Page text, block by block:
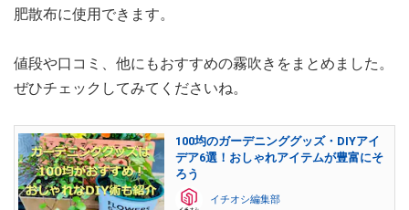
肥散布に使用できます。
値段や口コミ、他にもおすすめの霧吹きをまとめました。
ぜひチェックしてみてくださいね。
100均のガーデニンググッズ・DIYアイ
デア6選！おしゃれアイテムが豊富にそ
ろう
イチオシ編集部